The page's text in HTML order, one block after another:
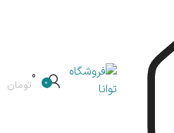
0
0
تومان